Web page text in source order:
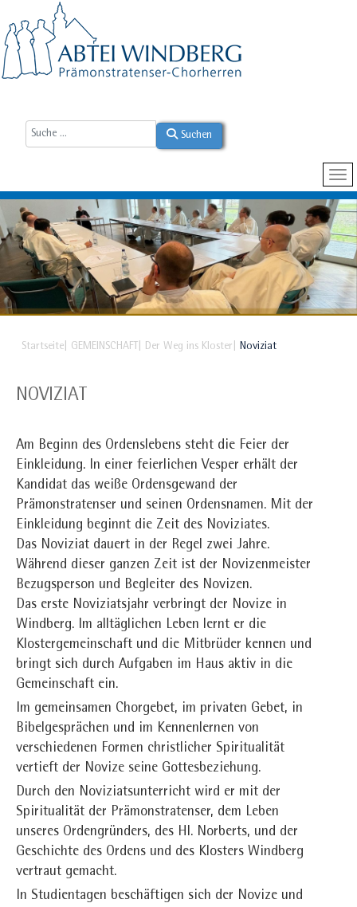
Suchen
Startseite GEMEINSCHAFT Der Weg ins Kloster Noviziat
NOVIZIAT
Am Beginn des Ordenslebens steht die Feier der
Einkleidung. In einer feierlichen Vesper erhält der
Kandidat das weiße Ordensgewand der
Prämonstratenser und seinen Ordensnamen. Mit der
Einkleidung beginnt die Zeit des Noviziates.
Das Noviziat dauert in der Regel zwei Jahre.
Während dieser ganzen Zeit ist der Novizenmeister
Bezugsperson und Begleiter des Novizen.
Das erste Noviziatsjahr verbringt der Novize in
Windberg. Im alltäglichen Leben lernt er die
Klostergemeinschaft und die Mitbrüder kennen und
bringt sich durch Aufgaben im Haus aktiv in die
Gemeinschaft ein.
Im gemeinsamen Chorgebet, im privaten Gebet, in
Bibelgesprächen und im Kennenlernen von
verschiedenen Formen christlicher Spiritualität
vertieft der Novize seine Gottesbeziehung.
Durch den Noviziatsunterricht wird er mit der
Spiritualität der Prämonstratenser, dem Leben
unseres Ordengründers, des Hl. Norberts, und der
Geschichte des Ordens und des Klosters Windberg
vertraut gemacht.
In Studientagen beschäftigen sich der Novize und